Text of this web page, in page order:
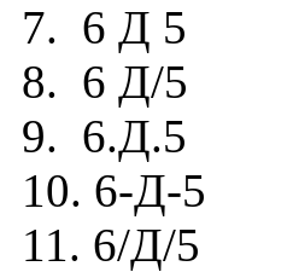
7. 6 Д 5
8. 6 Д/5
9. 6.Д.5
10. 6-Д-5
11. 6/Д/5